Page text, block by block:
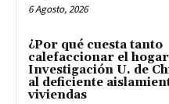
6 Agosto, 2026
¿Por qué cuesta tanto
calefaccionar el
Investigación U. de
al deficiente
viviendas